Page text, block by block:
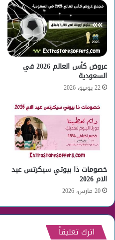
عروض كأس العالم 2026 في
السعودية
22 يونيو، 2026
خصومات ذا بيوتي سيكرتس عيد
الام 2026
20 مارس، 2026
اترك تعليقاً